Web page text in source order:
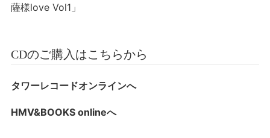
薩様love Vol1」
CDのご購入はこちらから
タワーレコードオンラインへ
HMV&BOOKS onlineへ